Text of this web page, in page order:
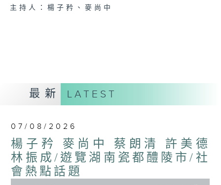
主持人：楊子矜、麥尚中
最新 LATEST
07/08/2026
楊子矜 麥尚中 蔡朗清 許美德
林振成/遊覽湖南瓷都醴陵市/社
會熱點話題